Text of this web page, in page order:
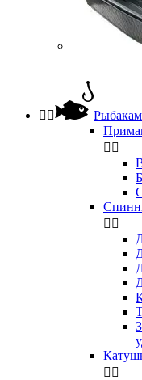
  Рыбакам
 
 
 